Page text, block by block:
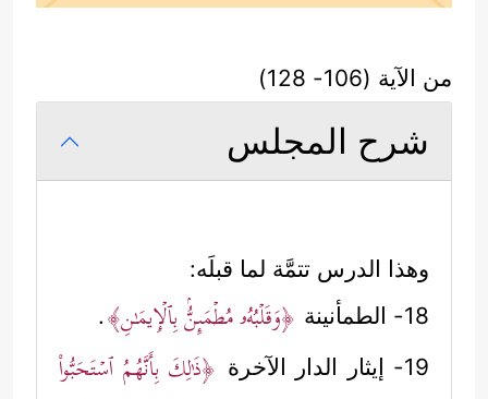
من الآية (106- 128)
شرح المجلس
وهذا الدرس تتمَّة لما قبلَه:
18- الطمأنينة
﴿وَقَلۡبُهُۥ مُطۡمَىِٕنُّۢ بِٱلۡإِیمَـٰنِ﴾ .
19- إيثار الدار الآخرة
﴿ذَ ٰ⁠لِكَ بِأَنَّهُمُ ٱسۡتَحَبُّواْ